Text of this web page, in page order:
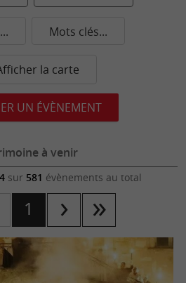
Mots clés...
la carte
UN ÉVÈNEMENT
à venir
sur 581 évènements au total
1